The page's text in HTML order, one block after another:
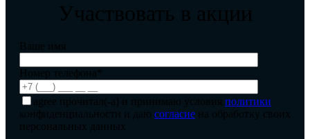
Участвовать в акции
Ваше имя
Номер телефона*
agree прочитал(-а) и принимаю условия политики
конфиденциальности и даю согласие на обработку своих
персональных данных